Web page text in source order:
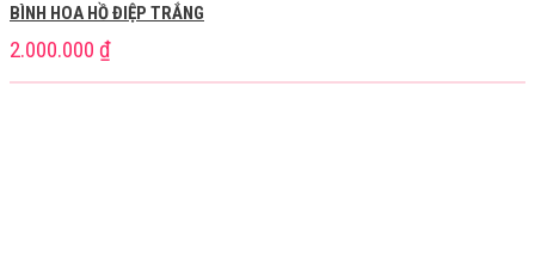
BÌNH HOA HỒ ĐIỆP TRẮNG
2.000.000 ₫